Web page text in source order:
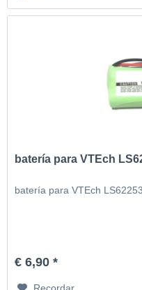
batería para VTEch
batería para VTEch
€ 6,90 *